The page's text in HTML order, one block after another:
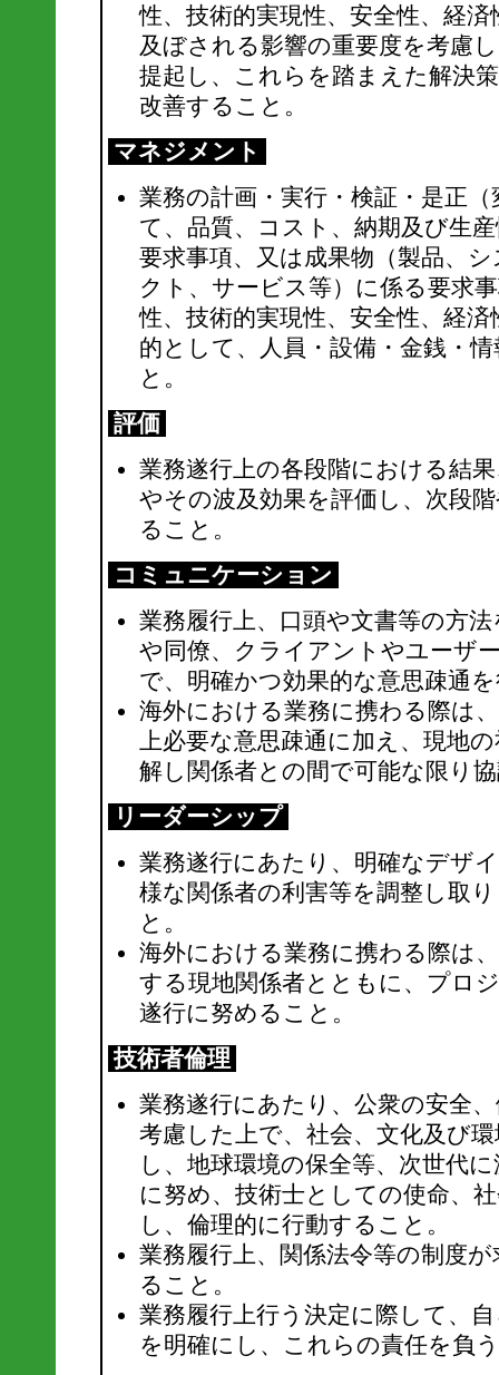
性、技術的実現性、安全性、経
及ぼされる影響の重要度を考慮
提起し、これらを踏まえた解決
改善すること。
マネジメント
業務の計画・実行・検証・是正
て、品質、コスト、納期及び生
要求事項、又は成果物（製品、
クト、サービス等）に係る要求
性、技術的実現性、安全性、経
的として、人員・設備・金銭・
と。
評価
業務遂行上の各段階における結
やその波及効果を評価し、次段
ること。
コミュニケーション
業務履行上、口頭や文書等の方
や同僚、クライアントやユーザ
で、明確かつ効果的な意思疎通
海外における業務に携わる際は
上必要な意思疎通に加え、現地
解し関係者との間で可能な限り
リーダーシップ
業務遂行にあたり、明確なデザ
様な関係者の利害等を調整し取
と。
海外における業務に携わる際は
する現地関係者とともに、プロ
遂行に努めること。
技術者倫理
業務遂行にあたり、公衆の安全
考慮した上で、社会、文化及び
し、地球環境の保全等、次世代
に努め、技術士としての使命、
し、倫理的に行動すること。
業務履行上、関係法令等の制度
ること。
業務履行上行う決定に際して、
を明確にし、これらの責任を負